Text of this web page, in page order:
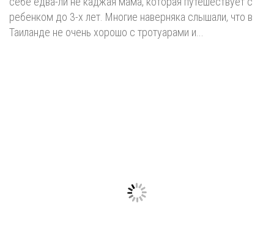
ребенком до 3-х лет. Многие наверняка слышали, что в
Таиланде не очень хорошо с тротуарами и...